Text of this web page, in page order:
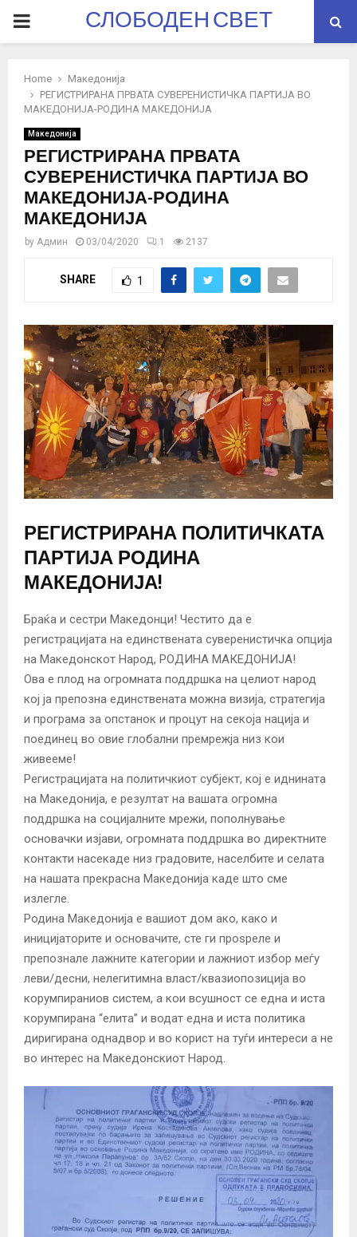
PRIMARYСЛОБОДЕН СВЕТ
Home
Македонија
РЕГИСТРИРАНА ПРВАТА СУВЕРЕНИСТИЧКА ПАРТИЈА ВО
МАКЕДОНИЈА-РОДИНА МАКЕДОНИЈА
Македонија
РЕГИСТРИРАНА ПРВАТА
СУВЕРЕНИСТИЧКА ПАРТИЈА ВО
МАКЕДОНИЈА-РОДИНА
МАКЕДОНИЈА
by Админ 03/04/2020 1 2137
SHARE 1
РЕГИСТРИРАНА ПОЛИТИЧКАТА
ПАРТИЈА РОДИНА
МАКЕДОНИЈА!
Браќа и сестри Македонци! Честито да е
регистрацијата на единствената суверенистичка опција
на Македонскот Народ, РОДИНА МАКЕДОНИЈА!
Ова е плод на огромната поддршка на целиот народ
кој ја препозна единствената можна визија, стратегија
и програма за опстанок и процут на секоја нација и
поединец во овие глобални премрежја низ кои
живееме!
Регистрацијата на политичкиот субјект, кој е иднината
на Македонија, е резултат на вашата огромна
поддршка на социјалните мрежи, пополнување
основачки изјави, огромната поддршка во директните
контакти насекаде низ градовите, населбите и селата
на нашата прекрасна Македонија каде што сме
излегле.
Родина Македонија е вашиот дом ако, како и
иницијаторите и основачите, сте ги проѕреле и
препознале лажните категории и лажниот избор меѓу
леви/десни, нелегитимна власт/квазиопозиција во
корумпираниов систем, а кои всушност се една и иста
корумпирана “елита” и водат една и иста политика
диригирана однадвор и во корист на туѓи интереси а не
во интерес на Македонскиот Народ.